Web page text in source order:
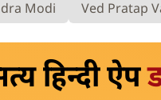
Modi Ved Pratap
हिन्दी ऐप